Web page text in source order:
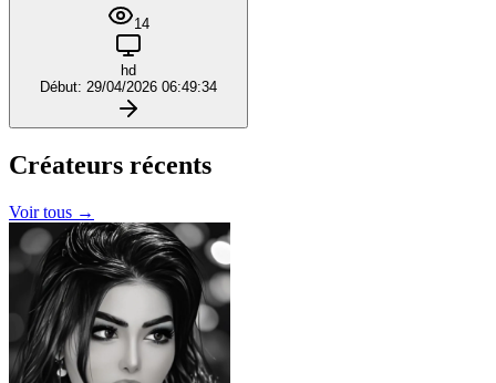
14
hd
Début: 29/04/2026 06:49:34
Créateurs récents
Voir tous →